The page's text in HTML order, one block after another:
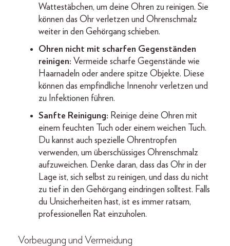
Wattestäbchen, um deine Ohren zu reinigen. Sie
können das Ohr verletzen und Ohrenschmalz
weiter in den Gehörgang schieben.
Ohren nicht mit scharfen Gegenständen
reinigen: Vermeide scharfe Gegenstände wie
Haarnadeln oder andere spitze Objekte. Diese
können das empfindliche Innenohr verletzen und
zu Infektionen führen.
Sanfte Reinigung: Reinige deine Ohren mit
einem feuchten Tuch oder einem weichen Tuch.
Du kannst auch spezielle Ohrentropfen
verwenden, um überschüssiges Ohrenschmalz
aufzuweichen. Denke daran, dass das Ohr in der
Lage ist, sich selbst zu reinigen, und dass du nicht
zu tief in den Gehörgang eindringen solltest. Falls
du Unsicherheiten hast, ist es immer ratsam,
professionellen Rat einzuholen.
Vorbeugung und Vermeidung